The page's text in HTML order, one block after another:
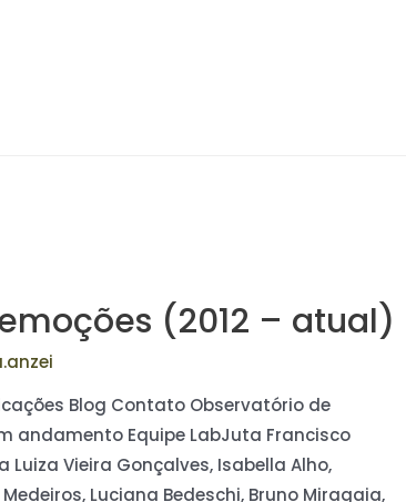
(2012 – atual)
Blog Contato Observatório de
andamento Equipe LabJuta Francisco
Luiza Vieira Gonçalves, Isabella Alho,
Luciana Bedeschi, Bruno Miragaia,